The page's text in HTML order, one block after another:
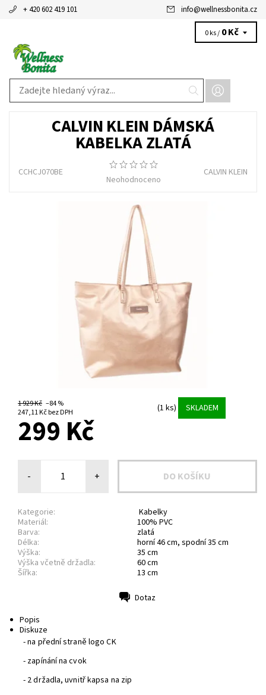
+ 420 602 419 101 info@wellnessbonita.cz
0 ks / 0 Kč
CALVIN KLEIN DÁMSKÁ
KABELKA ZLATÁ
CCHCJ070BE
Neohodnoceno
CALVIN KLEIN
1 929 Kč –84 %
247,11 Kč bez DPH
(1 ks) SKLADEM
299 Kč
- +
Kategorie:
Kabelky
Materiál:
100% PVC
Barva:
zlatá
Délka:
horní 46 cm, spodní 35 cm
Výška:
35 cm
Výška včetně držadla:
60 cm
Šířka:
13 cm
Dotaz
Popis
Diskuze
- na přední straně logo CK
- zapínání na cvok
- 2 držadla, uvnitř kapsa na zip